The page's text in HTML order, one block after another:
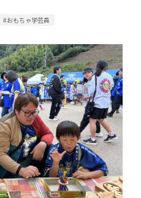
#おもちゃ学芸員